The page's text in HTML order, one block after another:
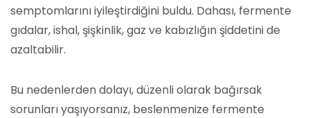
semptomlarını iyileştirdiğini buldu. Dahası, fermente
gıdalar, ishal, şişkinlik, gaz ve kabızlığın şiddetini de
azaltabilir.
Bu nedenlerden dolayı, düzenli olarak bağırsak
sorunları yaşıyorsanız, beslenmenize fermente